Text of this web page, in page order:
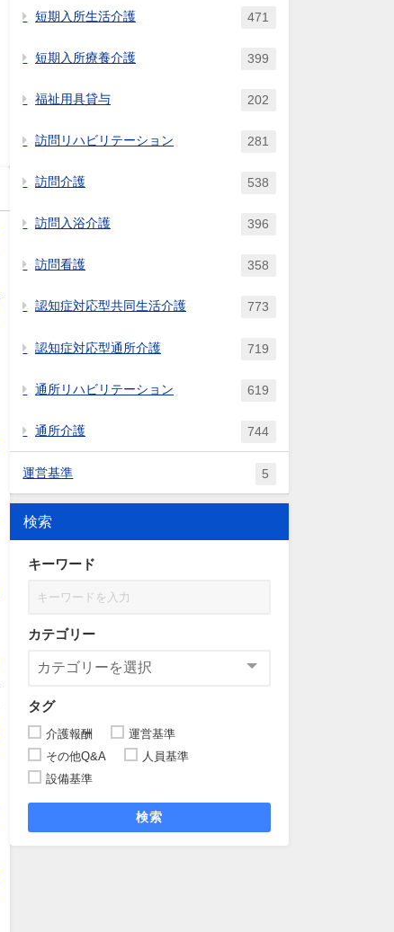
短期入所生活介護 471
短期入所療養介護 399
福祉用具貸与 202
訪問リハビリテーション 281
訪問介護 538
訪問入浴介護 396
訪問看護 358
認知症対応型共同生活介護 773
認知症対応型通所介護 719
通所リハビリテーション 619
通所介護 744
運営基準 5
検索
キーワード
カテゴリー
タグ
介護報酬
運営基準
その他Q&A
人員基準
設備基準
検索